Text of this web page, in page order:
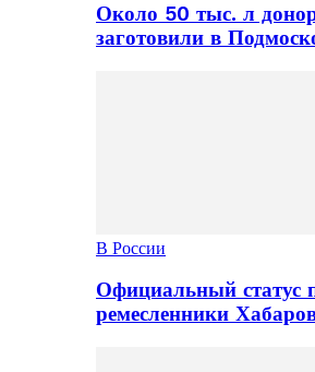
Около 50 тыс. л
заготовили в
В России
Официальный статус
ремесленники